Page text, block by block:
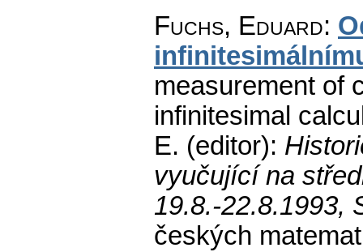
Fuchs, Eduard:
measurement of
infinitesimal
E. (editor):
vyučující na
19.8.-22.8.1993,
českých